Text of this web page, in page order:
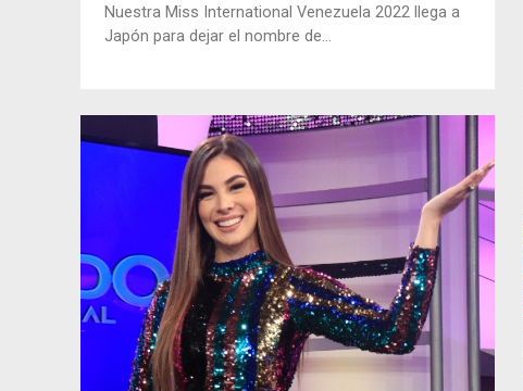
Nuestra Miss International Venezuela 2022 llega a
Japón para dejar el nombre de...